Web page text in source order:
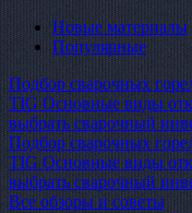
Новые материалы
Популярные
Подбор сварочных
TIG Основные виды
выбрать сварочный
Подбор сварочных
TIG Основные виды
выбрать сварочный
Все обзоры и советы